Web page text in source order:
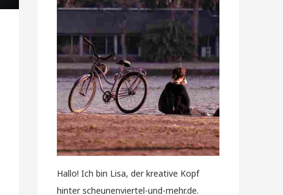
Hallo! Ich bin Lisa, der kreative Kopf
hinter scheunenviertel-und-mehr.de.